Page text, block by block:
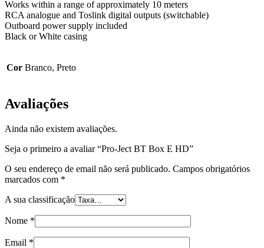
Works within a range of approximately 10 meters
RCA analogue and Toslink digital outputs (switchable)
Outboard power supply included
Black or White casing
Cor Branco, Preto
Avaliações
Ainda não existem avaliações.
Seja o primeiro a avaliar “Pro-Ject BT Box E HD”
O seu endereço de email não será publicado. Campos obrigatórios
marcados com *
A sua classificação
Nome *
Email *